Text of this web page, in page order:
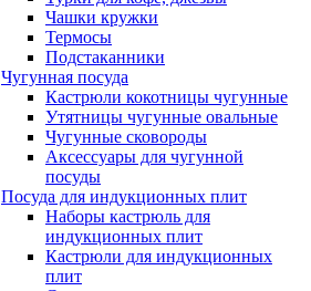
Чашки кружки
Термосы
Подстаканники
Чугунная посуда
Кастрюли кокотницы чугунные
Утятницы чугунные овальные
Чугунные сковороды
Аксессуары для чугунной
посуды
Посуда для индукционных плит
Наборы кастрюль для
индукционных плит
Кастрюли для индукционных
плит